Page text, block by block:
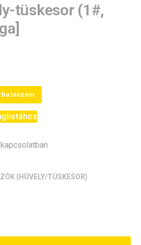
tüskesor (1#,
teszem
(HÜVELY/TÜSKESOR)